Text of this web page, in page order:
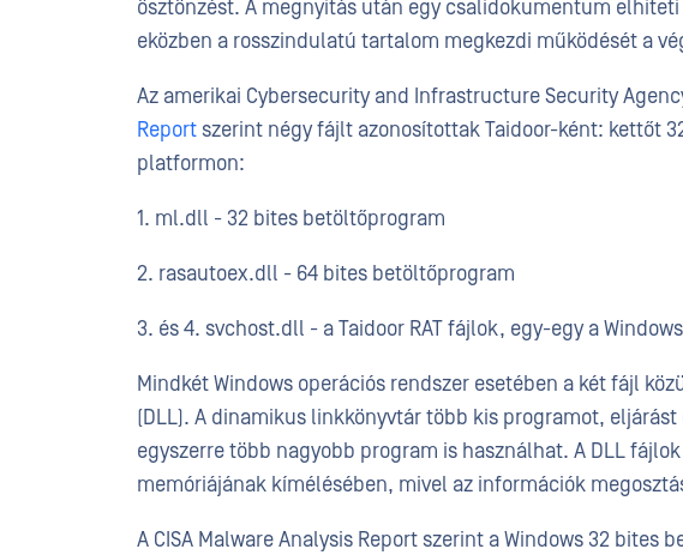
ösztönzést. A megnyitás után egy csalidokumentum
eközben a rosszindulatú tartalom megkezdi működését a
Az amerikai Cybersecurity and Infrastructure Security
Reportszerint négy fájlt azonosítottak Taidoor-ként: kettőt
platformon:
1. ml.dll - 32 bites betöltőprogram
2. rasautoex.dll - 64 bites betöltőprogram
3. és 4. svchost.dll - a Taidoor RAT fájlok, egy-egy a
Mindkét Windows operációs rendszer esetében a két fájl
(DLL). A dinamikus linkkönyvtár több kis programot,
egyszerre több nagyobb program is használhat. A DLL
memóriájának kímélésében, mivel az információk
A CISA Malware Analysis Report szerint a Windows 32 bites